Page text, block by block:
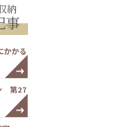
納
事
かる
第27